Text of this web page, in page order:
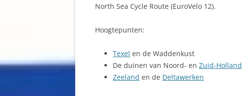
North Sea Cycle Route (EuroVelo 12).
Hoogtepunten:
Texel en de Waddenkust
De duinen van Noord- en Zuid-Holland
Zeeland en de Deltawerken